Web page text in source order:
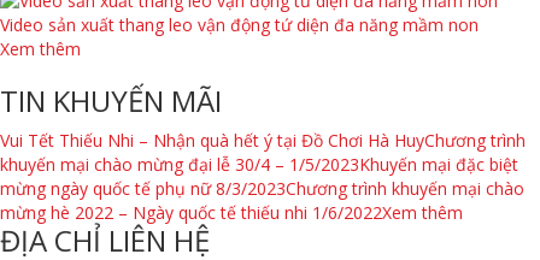
Video sản xuất thang leo vận động tứ diện đa năng mầm non
Xem thêm
TIN KHUYẾN MÃI
Vui Tết Thiếu Nhi – Nhận quà hết ý tại Đồ Chơi Hà HuyChương trình
khuyến mại chào mừng đại lễ 30/4 – 1/5/2023Khuyến mại đặc biệt
mừng ngày quốc tế phụ nữ 8/3/2023Chương trình khuyến mại chào
mừng hè 2022 – Ngày quốc tế thiếu nhi 1/6/2022Xem thêm
ĐỊA CHỈ LIÊN HỆ